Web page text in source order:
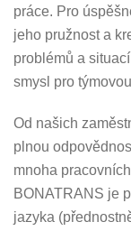
práce. Pro
jeho pružnost a
problémů a
smysl pro
Od našich
plnou
mnoha
BONATRANS je
jazyka